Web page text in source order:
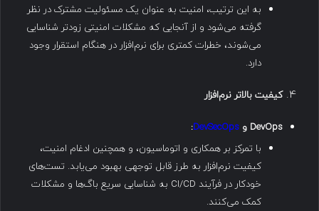
به این ترتیب، امنیت به عنوان یک مسئولیت مشترک در نظر
گرفته می‌شود و از آنجایی که مشکلات امنیتی زودتر شناسایی
می‌شوند، خطرات کمتری برای نرم‌افزار در هنگام استقرار وجود
دارد.
کیفیت بالاتر نرم‌افزار
DevOps و
:
با تمرکز بر همکاری و اتوماسیون، و همچنین ادغام امنیت،
کیفیت نرم‌افزار به طرز قابل توجهی بهبود می‌یابد. تست‌های
خودکار در فرآیند CI/CD به شناسایی سریع باگ‌ها و مشکلات
کمک می‌کنند.